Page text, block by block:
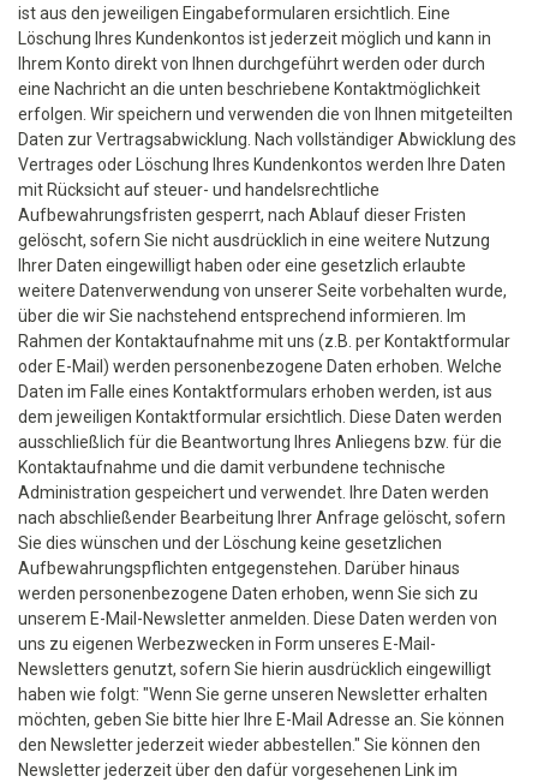
ist aus den jeweiligen Eingabeformularen ersichtlich. Eine
Löschung Ihres Kundenkontos ist jederzeit möglich und kann in
Ihrem Konto direkt von Ihnen durchgeführt werden oder durch
eine Nachricht an die unten beschriebene Kontaktmöglichkeit
erfolgen. Wir speichern und verwenden die von Ihnen mitgeteilten
Daten zur Vertragsabwicklung. Nach vollständiger Abwicklung des
Vertrages oder Löschung Ihres Kundenkontos werden Ihre Daten
mit Rücksicht auf steuer- und handelsrechtliche
Aufbewahrungsfristen gesperrt, nach Ablauf dieser Fristen
gelöscht, sofern Sie nicht ausdrücklich in eine weitere Nutzung
Ihrer Daten eingewilligt haben oder eine gesetzlich erlaubte
weitere Datenverwendung von unserer Seite vorbehalten wurde,
über die wir Sie nachstehend entsprechend informieren. Im
Rahmen der Kontaktaufnahme mit uns (z.B. per Kontaktformular
oder E-Mail) werden personenbezogene Daten erhoben. Welche
Daten im Falle eines Kontaktformulars erhoben werden, ist aus
dem jeweiligen Kontaktformular ersichtlich. Diese Daten werden
ausschließlich für die Beantwortung Ihres Anliegens bzw. für die
Kontaktaufnahme und die damit verbundene technische
Administration gespeichert und verwendet. Ihre Daten werden
nach abschließender Bearbeitung Ihrer Anfrage gelöscht, sofern
Sie dies wünschen und der Löschung keine gesetzlichen
Aufbewahrungspflichten entgegenstehen. Darüber hinaus
werden personenbezogene Daten erhoben, wenn Sie sich zu
unserem E-Mail-Newsletter anmelden. Diese Daten werden von
uns zu eigenen Werbezwecken in Form unseres E-Mail-
Newsletters genutzt, sofern Sie hierin ausdrücklich eingewilligt
haben wie folgt: "Wenn Sie gerne unseren Newsletter erhalten
möchten, geben Sie bitte hier Ihre E-Mail Adresse an. Sie können
den Newsletter jederzeit wieder abbestellen." Sie können den
Newsletter jederzeit über den dafür vorgesehenen Link im